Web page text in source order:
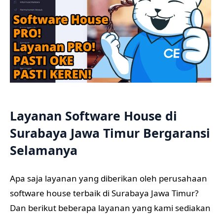
Layanan Software House di
Surabaya Jawa Timur Bergaransi
Selamanya
Apa saja layanan yang diberikan oleh perusahaan
software house terbaik di Surabaya Jawa Timur?
Dan berikut beberapa layanan yang kami sediakan